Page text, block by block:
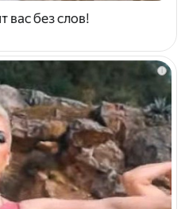
вас без слов!
i